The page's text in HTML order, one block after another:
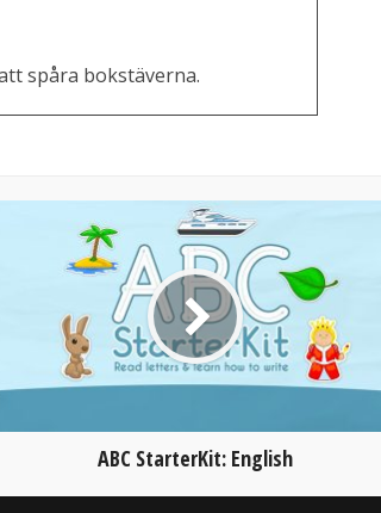
spåra bokstäverna.
ABC StarterKit: English